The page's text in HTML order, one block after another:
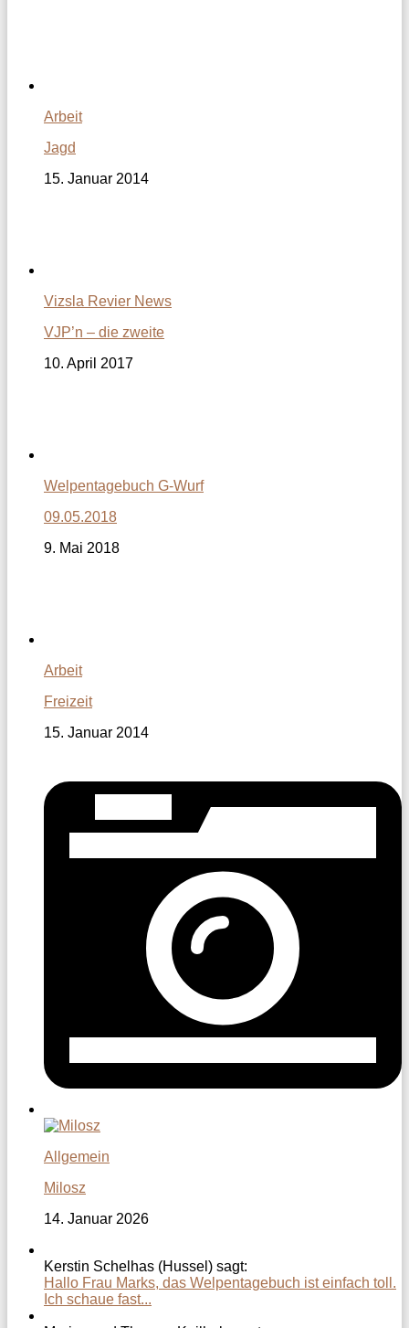
Arbeit
Jagd
15. Januar 2014
Vizsla Revier News
VJP’n – die zweite
10. April 2017
Welpentagebuch G-Wurf
09.05.2018
9. Mai 2018
Arbeit
Freizeit
15. Januar 2014
Allgemein
Milosz
14. Januar 2026
Kerstin Schelhas (Hussel) sagt:
Hallo Frau Marks, das Welpentagebuch ist einfach toll.
Ich schaue fast...